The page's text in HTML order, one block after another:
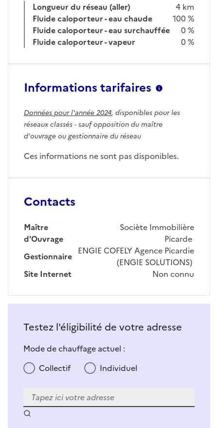
Longueur du réseau (aller)
4 km
Fluide caloporteur - eau chaude
100 %
Fluide caloporteur - eau surchauffée
0 %
Fluide caloporteur - vapeur
0 %
Informations tarifaires
Données pour l'année 2024, disponibles pour les
réseaux classés - sauf opposition du maître
d'ouvrage ou gestionnaire du réseau
Ces informations ne sont pas disponibles.
Contacts
Maître
d'Ouvrage
Sociète Immobilière
Picarde
Gestionnaire ENGIE COFELY Agence Picardie
(ENGIE SOLUTIONS)
Site Internet
Non connu
Testez l'éligibilité de votre adresse
Mode de chauffage actuel :
Collectif
Individuel